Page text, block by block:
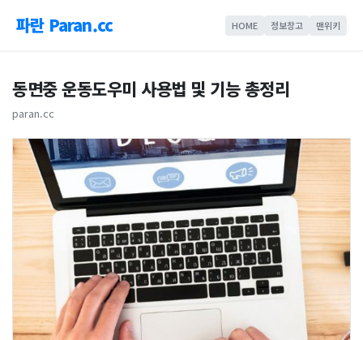
파란 Paran.cc HOME 정보창고 맨위키
동면중 운동도우미 사용법 및 기능 총정리
paran.cc